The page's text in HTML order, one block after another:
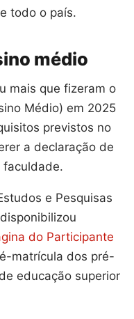
todo o país.
médio
mais que fizeram o
Médio) em 2025
previstos no
a declaração de
faculdade.
e Pesquisas
do Participante
matrícula dos pré-
educação superior